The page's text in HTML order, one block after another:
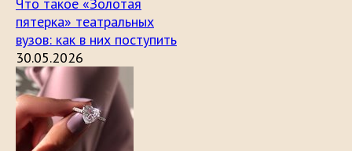
пятерка» театральных
вузов: как в них поступить
30.05.2026